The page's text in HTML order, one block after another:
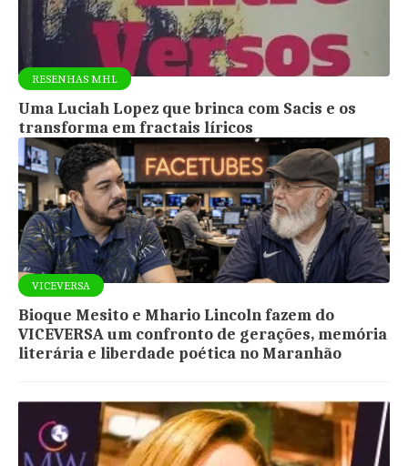
RESENHAS MHL
Uma Luciah Lopez que brinca com Sacis e os
transforma em fractais líricos
VICEVERSA
Bioque Mesito e Mhario Lincoln fazem do
VICEVERSA um confronto de gerações, memória
literária e liberdade poética no Maranhão